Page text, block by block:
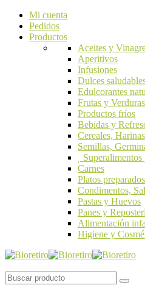
Mi cuenta
Pedidos
Productos
Aceites y
Aperitivos
Infusiones
Dulces
Edulcorantes
Frutas y Verduras
Productos fríos
Bebidas y
Cereales,
Semillas,
Carnes
Platos
Condimentos,
Pastas y Huevos
Panes y
Alimentación
Higiene y